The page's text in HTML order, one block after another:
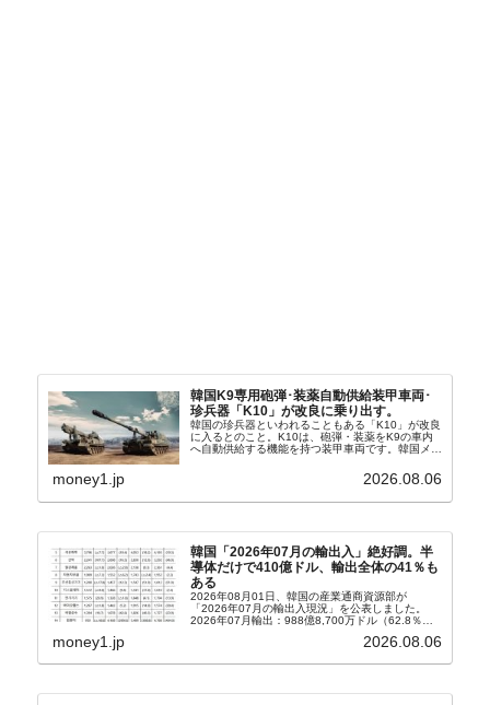
韓国K9専用砲弾･装薬自動供給装甲車両･
珍兵器「K10」が改良に乗り出す。
韓国の珍兵器といわれることもある「K10」が改良
に入るとのこと。K10は、砲弾・装薬をK9の車内
へ自動供給する機能を持つ装甲車両です。韓国メデ
から以下に一部を引きます。2005年に初めて...
money1.jp 2026.08.06
韓国「2026年07月の輸出入」絶好調。半
導体だけで410億ドル、輸出全体の41％も
ある
2026年08月01日、韓国の産業通商資源部が
「2026年07月の輸出入現況」を公表しました。
2026年07月輸出：988億8,700万ドル（62.8％）
money1.jp 2026.08.06